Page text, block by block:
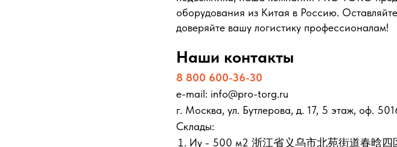
оборудования из Китая в Россию.
доверяйте вашу логистику профессионалам!
Наши контакты
8 800 600-36-30
e-mail: info@pro-torg.ru
г. Москва, ул. Бутлерова, д. 17, 5 этаж, оф.
Склады:
Иу - 500 м2 浙江省义乌市北苑街道春晗